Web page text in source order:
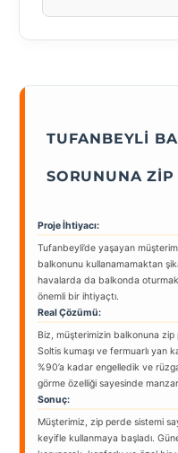
TUFANBEYLI
SORUNUNA
Proje İhtiyacı:
Tufanbeyli’de yaşayan
balkonunu kullanamamaktan
havalarda da balkonda
önemli bir ihtiyaçtı.
Real Çözümü:
Biz, müşterimizin balkonuna
Soltis kumaşı ve fermuarlı yan
%90’a kadar engelledik ve
görme özelliği sayesinde
Sonuç:
Müşterimiz, zip perde sistemi
keyifle kullanmaya başladı.